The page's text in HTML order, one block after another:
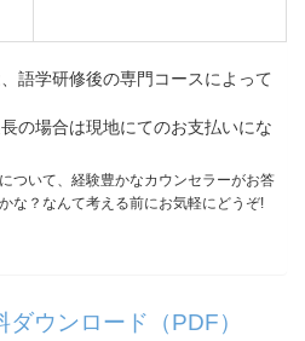
語学研修後の専門コースによって
の場合は現地にてのお支払いにな
ついて、経験豊かなカウンセラーがお答
な？なんて考える前にお気軽にどうぞ!
ウンロード（PDF）